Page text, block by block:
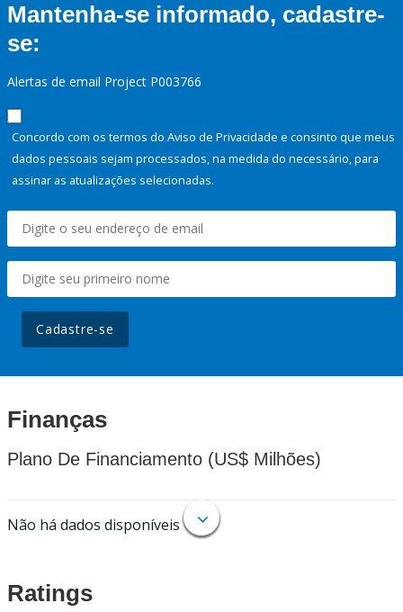
Mantenha-se informado, cadastre-
se:
Alertas de email Project P003766
Concordo com os termos do Aviso de Privacidade e consinto que meus
dados pessoais sejam processados, na medida do necessário, para
assinar as atualizações selecionadas.
Cadastre-se
Finanças
Plano De Financiamento (US$ Milhões)
Não há dados disponíveis
Ratings